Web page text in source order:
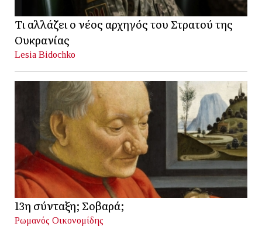
Τι αλλάζει ο νέος αρχηγός του Στρατού της
Ουκρανίας
Lesia Bidochko
13η σύνταξη; Σοβαρά;
Ρωμανός Οικονομίδης